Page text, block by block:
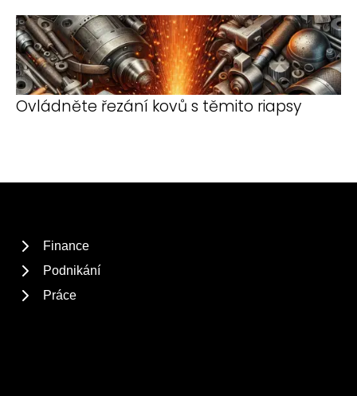
Ovládněte řezání kovů s těmito riapsy
Finance
Podnikání
Práce